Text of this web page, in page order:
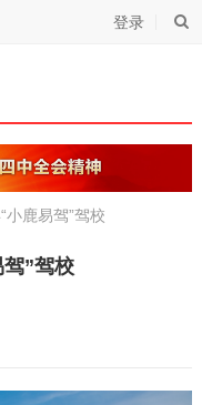
登录
鹿易驾”驾校
”驾校